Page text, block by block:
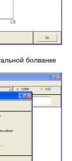
болванке